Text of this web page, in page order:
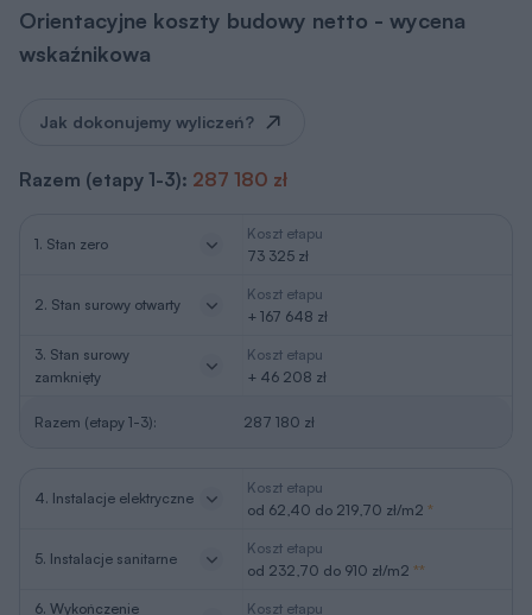
Orientacyjne koszty budowy netto - wycena
wskaźnikowa
Jak dokonujemy wyliczeń?
Razem (etapy 1-3): 287 180 zł
1. Stan zero
Koszt etapu
73 325 zł
2. Stan surowy otwarty
Koszt etapu
+ 167 648 zł
3. Stan surowy
zamknięty
Koszt etapu
+ 46 208 zł
Razem (etapy 1-3): 287 180 zł
4. Instalacje elektryczne
Koszt etapu
od 62,40 do 219,70 zł/m2 *
5. Instalacje sanitarne
Koszt etapu
od 232,70 do 910 zł/m2 **
6. Wykończenie
Koszt etapu